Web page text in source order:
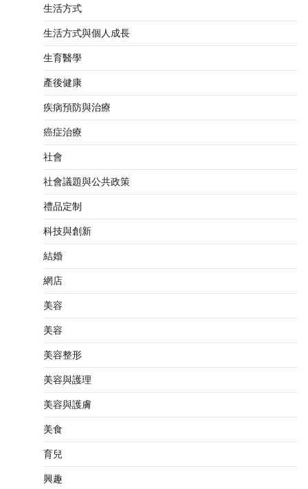
生活方式
生活方式與個人成長
生育醫學
產後健康
疾病預防與治療
癌症治療
社會
社會議題與公共政策
禮品定制
科技與創新
結婚
網店
美容
美容
美容整形
美容與護理
美容與護膚
美食
育兒
興趣